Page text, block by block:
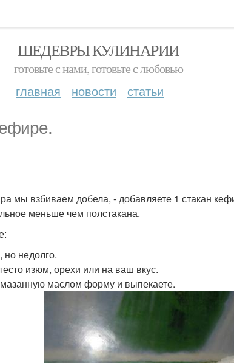
ШЕДЕВРЫ КУЛИНАРИИ
готовьте с нами, готовьте с любовью
главная новости статьи
мы взбиваем добела, - добавляете 1 стакан
меньше чем полстакана.
но недолго.
изюм, орехи или на ваш вкус.
маслом форму и выпекаете.